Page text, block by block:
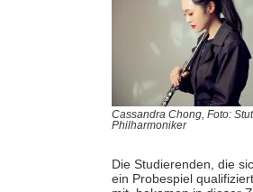
Cassandra Chong, Foto:
Philharmoniker
Die Studierenden, die
ein Probespiel